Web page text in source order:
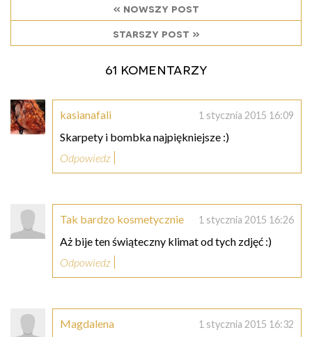
« nowszy post
starszy post »
61 komentarzy
kasianafali 1 stycznia 2015 16:09
Skarpety i bombka najpiękniejsze :)
Odpowiedz
Tak bardzo kosmetycznie 1 stycznia 2015 16:26
Aż bije ten świąteczny klimat od tych zdjęć :)
Odpowiedz
Magdalena 1 stycznia 2015 16:32